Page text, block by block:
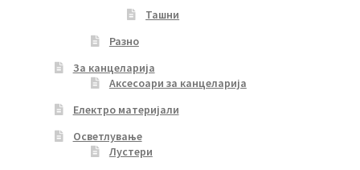
Ташни
Разно
За канцеларија
Аксесоари за канцеларија
Електро материјали
Осветлување
Лустери